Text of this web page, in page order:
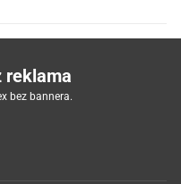
reklama
bez bannera.